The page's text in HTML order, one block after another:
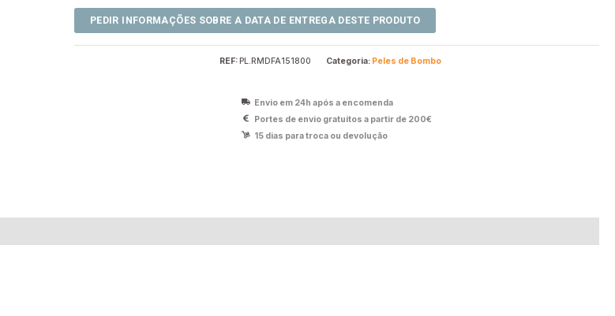
REF:PL.RMDFA151800 Categoria: Peles de Bombo
Envio em 24h após a encomenda
Portes de envio gratuitos a partir de 200€
15 dias para troca ou devolução